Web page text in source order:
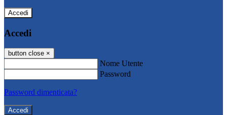
Accedi
Accedi
button close ×
Nome Utente
Password
Password dimenticata?